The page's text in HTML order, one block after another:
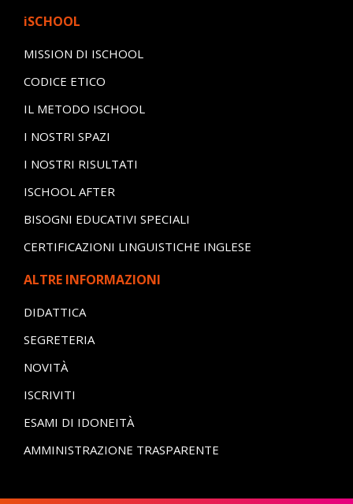
iSCHOOL
MISSION DI ISCHOOL
CODICE ETICO
IL METODO ISCHOOL
I NOSTRI SPAZI
I NOSTRI RISULTATI
ISCHOOL AFTER
BISOGNI EDUCATIVI SPECIALI
CERTIFICAZIONI LINGUISTICHE INGLESE
ALTRE INFORMAZIONI
DIDATTICA
SEGRETERIA
NOVITÀ
ISCRIVITI
ESAMI DI IDONEITÀ
AMMINISTRAZIONE TRASPARENTE